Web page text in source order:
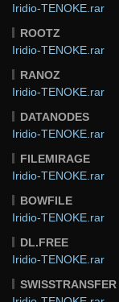
Iridio-TENOKE.rar
ROOTZ
Iridio-TENOKE.rar
RANOZ
Iridio-TENOKE.rar
DATANODES
Iridio-TENOKE.rar
FILEMIRAGE
Iridio-TENOKE.rar
BOWFILE
Iridio-TENOKE.rar
DL.FREE
Iridio-TENOKE.rar
SWISSTRANSFER